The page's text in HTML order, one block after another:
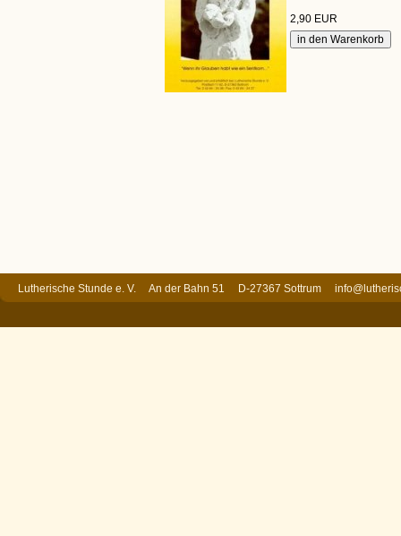
2,90 EUR
Lutherische Stunde e. V. An der Bahn 51 D-27367 Sottrum